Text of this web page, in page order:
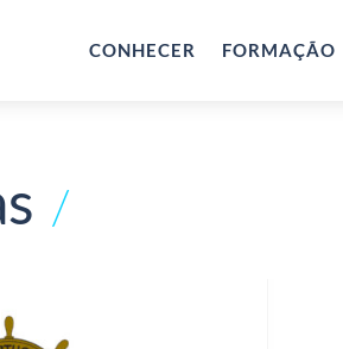
CONHECER FORMAÇÃO